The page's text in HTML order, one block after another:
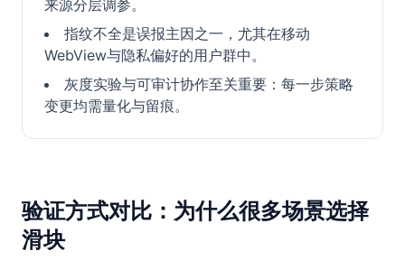
来源分层调参。
指纹不全是误报主因之一，尤其在移动
WebView与隐私偏好的用户群中。
灰度实验与可审计协作至关重要：每一步策略
变更均需量化与留痕。
验证方式对比：为什么很多场景选择
滑块